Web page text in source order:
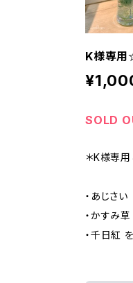
K様専用
SOLD
＊K様専用
・あじさい
・かすみ草
・千日紅